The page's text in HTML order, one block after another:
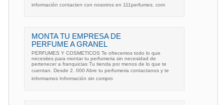
información contacten con nosotros en 111perfumes. com
MONTA TU EMPRESA DE
PERFUME A GRANEL
PERFUMES Y COSMETICOS Te ofrecemos todo lo que
necesites para montar tu perfumeria sin necesidad de
pertenecer a franquicias Tu tienda por menos de lo que te
cuentan. Desde 2. 000 Abre tu perfumeria contactanos y te
informamos Información sin compro